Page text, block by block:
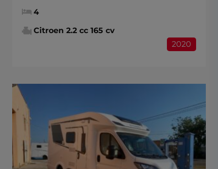
4
Citroen 2.2 cc 165 cv
2020